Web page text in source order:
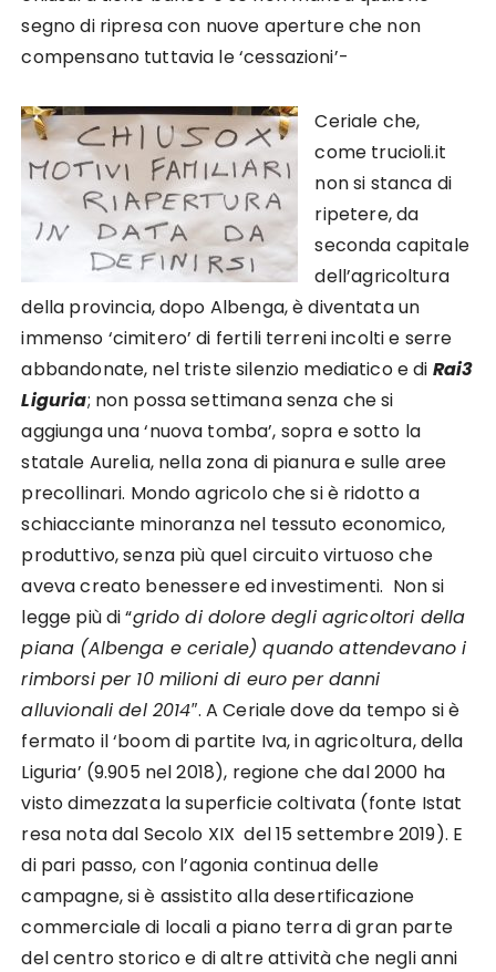
segno di ripresa con nuove aperture che non
compensano tuttavia le ‘cessazioni’-
Ceriale che,
come trucioli.it
non si stanca di
ripetere, da
seconda capitale
dell’agricoltura
della provincia, dopo Albenga, è diventata un
immenso ‘cimitero’ di fertili terreni incolti e serre
abbandonate, nel triste silenzio mediatico e di Rai3
Liguria; non possa settimana senza che si
aggiunga una ‘nuova tomba’, sopra e sotto la
statale Aurelia, nella zona di pianura e sulle aree
precollinari. Mondo agricolo che si è ridotto a
schiacciante minoranza nel tessuto economico,
produttivo, senza più quel circuito virtuoso che
aveva creato benessere ed investimenti. Non si
legge più di “grido di dolore degli agricoltori della
piana (Albenga e ceriale) quando attendevano i
rimborsi per 10 milioni di euro per danni
alluvionali del 2014″. A Ceriale dove da tempo si è
fermato il ‘boom di partite Iva, in agricoltura, della
Liguria’ (9.905 nel 2018), regione che dal 2000 ha
visto dimezzata la superficie coltivata (fonte Istat
resa nota dal Secolo XIX del 15 settembre 2019). E
di pari passo, con l’agonia continua delle
campagne, si è assistito alla desertificazione
commerciale di locali a piano terra di gran parte
del centro storico e di altre attività che negli anni